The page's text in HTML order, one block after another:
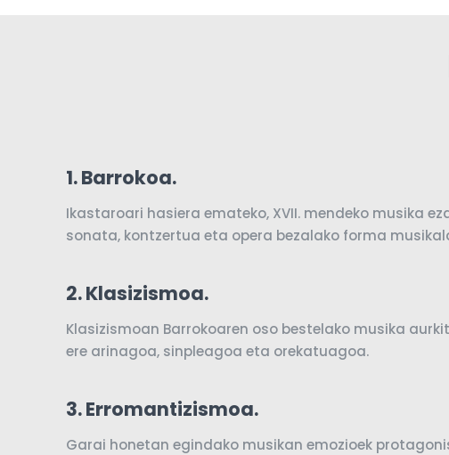
1.Barrokoa.
Ikastaroari hasiera emateko, XVII. mendeko musika
sonata, kontzertua eta opera bezalako forma
2. Klasizismoa.
Klasizismoan Barrokoaren oso bestelako musika
ere arinagoa, sinpleagoa eta orekatuagoa.
3. Erromantizismoa.
Garai honetan egindako musikan emozioek